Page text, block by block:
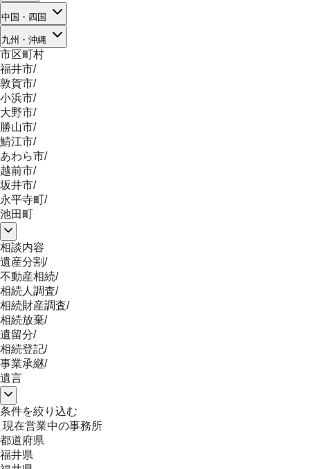
中国・四国
九州・沖縄
市区町村
福井市/
敦賀市/
小浜市/
大野市/
勝山市/
鯖江市/
あわら市/
越前市/
坂井市/
永平寺町/
池田町
相談内容
遺産分割/
不動産相続/
相続人調査/
相続財産調査/
相続放棄/
遺留分/
相続登記/
事業承継/
遺言
条件を絞り込む
現在営業中の事務所
都道府県
福井県